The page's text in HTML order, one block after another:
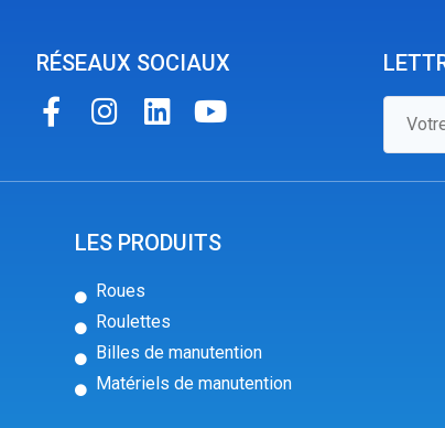
RÉSEAUX SOCIAUX
LES PRODUITS
Roues
Roulettes
Billes de manutention
Matériels de manutention